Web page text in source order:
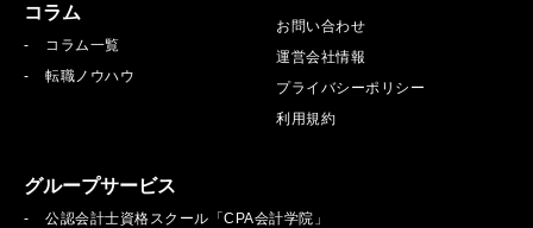
コラム
コラム一覧
転職ノウハウ
お問い合わせ
運営会社情報
プライバシーポリシー
利用規約
グループサービス
公認会計士資格スクール「CPA会計学院」